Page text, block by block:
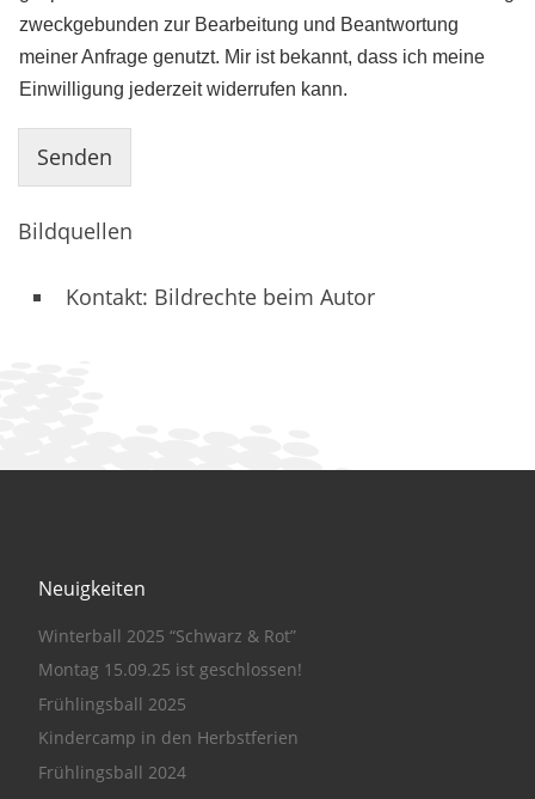
zweckgebunden zur Bearbeitung und Beantwortung
meiner Anfrage genutzt. Mir ist bekannt, dass ich meine
Einwilligung jederzeit widerrufen kann.
Senden
Bildquellen
Kontakt: Bildrechte beim Autor
Neuigkeiten
Winterball 2025 “Schwarz & Rot”
Montag 15.09.25 ist geschlossen!
Frühlingsball 2025
Kindercamp in den Herbstferien
Frühlingsball 2024